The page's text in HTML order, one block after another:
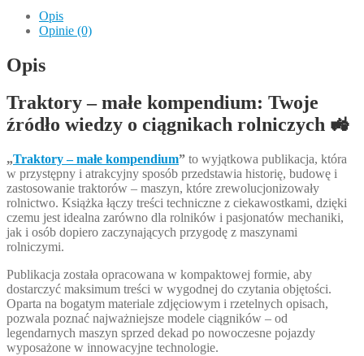
Opis
Opinie (0)
Opis
Traktory – małe kompendium: Twoje
źródło wiedzy o ciągnikach rolniczych 🚜
„Traktory – małe kompendium” to wyjątkowa publikacja, która
w przystępny i atrakcyjny sposób przedstawia historię, budowę i
zastosowanie traktorów – maszyn, które zrewolucjonizowały
rolnictwo. Książka łączy treści techniczne z ciekawostkami, dzięki
czemu jest idealna zarówno dla rolników i pasjonatów mechaniki,
jak i osób dopiero zaczynających przygodę z maszynami
rolniczymi.
Publikacja została opracowana w kompaktowej formie, aby
dostarczyć maksimum treści w wygodnej do czytania objętości.
Oparta na bogatym materiale zdjęciowym i rzetelnych opisach,
pozwala poznać najważniejsze modele ciągników – od
legendarnych maszyn sprzed dekad po nowoczesne pojazdy
wyposażone w innowacyjne technologie.